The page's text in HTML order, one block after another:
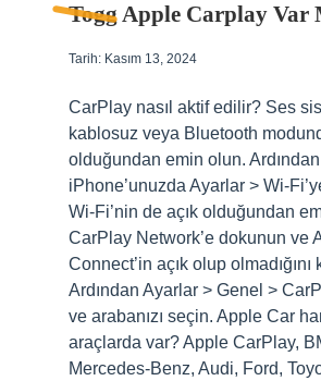
Togg Apple Carplay Var
Tarih: Kasım 13, 2024
CarPlay nasıl aktif edilir? Ses
kablosuz veya Bluetooth
olduğundan emin olun. Ardından
iPhone’unuzda Ayarlar > Wi-
Wi-Fi’nin de açık olduğundan
CarPlay Network’e dokunun ve
Connect’in açık olup
Ardından Ayarlar > Genel >
ve arabanızı seçin. Apple Car
araçlarda var? Apple CarPlay,
Mercedes-Benz, Audi, Ford,